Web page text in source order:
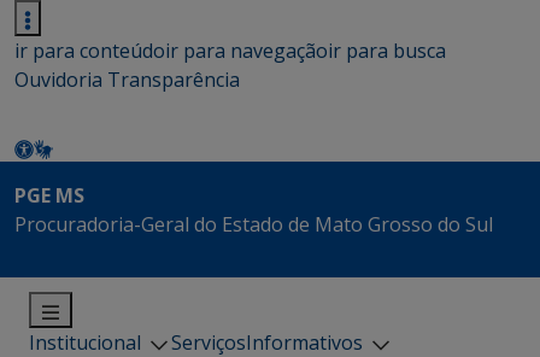
ir para conteúdoir para navegaçãoir para busca
Ouvidoria Transparência
PGE MS
Procuradoria-Geral do Estado de Mato Grosso do Sul
Institucional ServiçosInformativos